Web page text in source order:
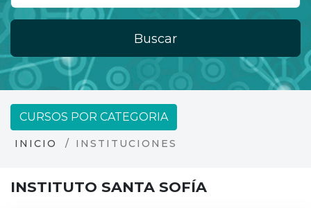
Buscar
CURSOS POR CATEGORIA
INICIO INSTITUCIONES
INSTITUTO SANTA SOFÍA